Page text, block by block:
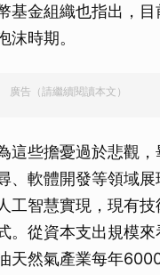
基金組織也指出，
沫時期。
廣告（請繼續閱讀本文）
這些擔憂過於悲觀
、軟體開發等領域展
工智慧實現，現有
。從資本支出規模
天然氣產業每年